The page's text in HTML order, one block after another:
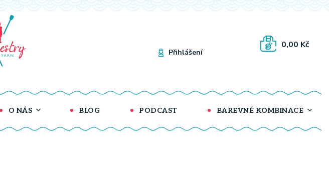
O NÁS BLOG PODCAST BAREVNÉ KOMBINACE
Přihlášení
0,00 Kč